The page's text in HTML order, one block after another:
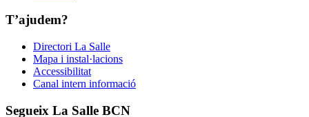
T’ajudem?
Directori La Salle
Mapa i instal·lacions
Accessibilitat
Canal intern informació
Segueix La Salle BCN